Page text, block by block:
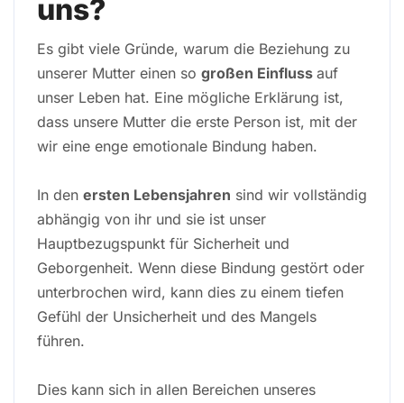
uns?
Es gibt viele Gründe, warum die Beziehung zu
unserer Mutter einen so großen Einfluss auf
unser Leben hat. Eine mögliche Erklärung ist,
dass unsere Mutter die erste Person ist, mit der
wir eine enge emotionale Bindung haben.
In den ersten Lebensjahren sind wir vollständig
abhängig von ihr und sie ist unser
Hauptbezugspunkt für Sicherheit und
Geborgenheit. Wenn diese Bindung gestört oder
unterbrochen wird, kann dies zu einem tiefen
Gefühl der Unsicherheit und des Mangels
führen.
Dies kann sich in allen Bereichen unseres